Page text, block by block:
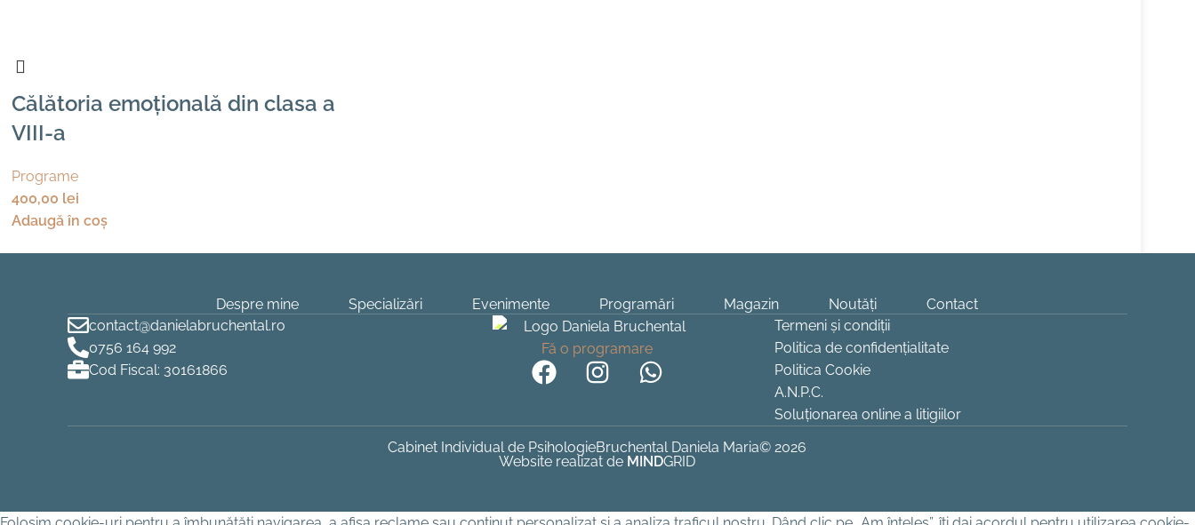
Călătoria emoțională din clasa a
VIII-a
Programe
400,00 lei
Adaugă în coș
Despre mine Specializări Evenimente Programări Magazin Noutăți
Contact
contact@danielabruchental.ro
0756 164 992
Cod Fiscal: 30161866
Fă o programare
Termeni și condiții
Politica de confidențialitate
Politica Cookie
A.N.P.C.
Soluționarea online a litigiilor
Cabinet Individual de PsihologieBruchental Daniela Maria© 2026
Website realizat de MINDGRID